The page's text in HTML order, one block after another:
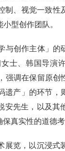
制、视觉一致性
型创作团队。
与创作主体」的
士、韩国导演
强调在保留原创
遗产」的环节，
安先生，以及其
保真实性的道德
展览，以沉浸式